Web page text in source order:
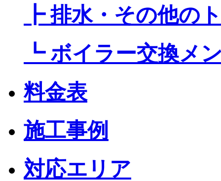
┣ 排水・その他の
┗ ボイラー交換メ
料金表
施工事例
対応エリア